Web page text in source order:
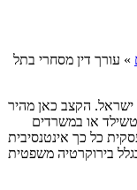
» עורך דין מסחרי בתל
ישראל. הקצב כאן מהיר
או במשרדים
כל כך אינטנסיבית
בירוקרטיה משפטית